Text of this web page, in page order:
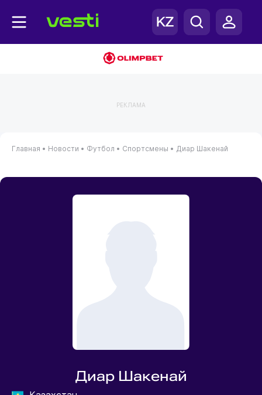
РЕКЛАМА
Главная • Новости • Футбол • Спортсмены • Диар Шакенай
Диар Шакенай